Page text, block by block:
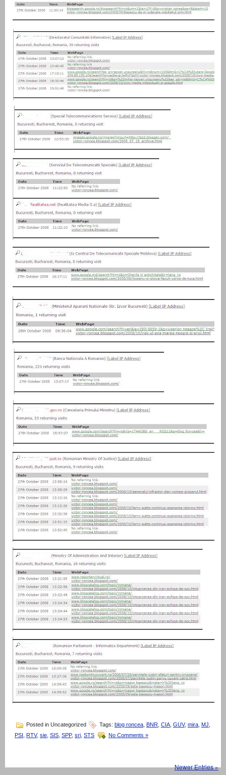
Posted in Uncategorized Tags: blog roncea BNR CIA GUV, mira MJ
PSI
RTV, sie SIS SPP, sri STS No Comments »
Newer Entries »